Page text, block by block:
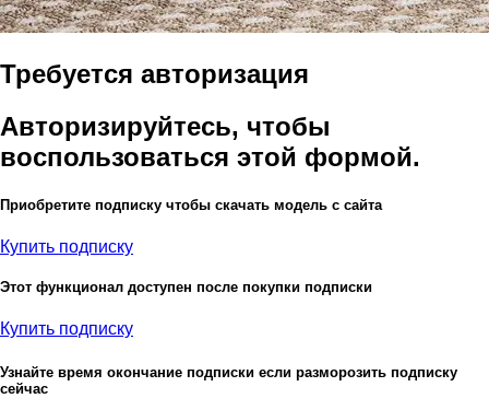
Требуется авторизация
Авторизируйтесь, чтобы
воспользоваться этой формой.
Приобретите подписку чтобы скачать модель с сайта
Купить подписку
Этот функционал доступен после покупки подписки
Купить подписку
Узнайте время окончание подписки если разморозить подписку
сейчас